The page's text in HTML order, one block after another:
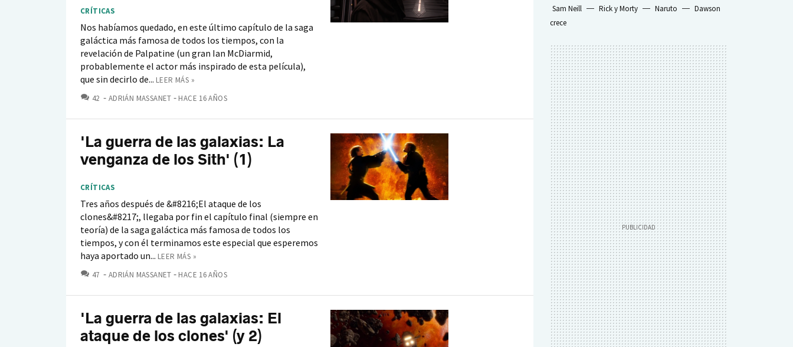
Sam Neill
Rick y Morty Naruto
Dawson
crece
CRÍTICAS
Nos habíamos quedado, en este último capítulo de la saga
galáctica más famosa de todos los tiempos, con la
revelación de Palpatine (un gran Ian McDiarmid,
probablemente el actor más inspirado de esta película),
que sin decirlo de... LEER MÁS »
42 COMENTARIOS
ADRIÁN MASSANET HACE 16 AÑOS
'La guerra de las galaxias: La
venganza de los Sith' (1)
CRÍTICAS
Tres años después de &#8216;El ataque de los
clones&#8217;, llegaba por fin el capítulo final (siempre en
teoría) de la saga galáctica más famosa de todos los
tiempos, y con él terminamos este especial que esperemos
haya aportado un... LEER MÁS »
47 COMENTARIOS
ADRIÁN MASSANET HACE 16 AÑOS
'La guerra de las galaxias: El
ataque de los clones' (y 2)